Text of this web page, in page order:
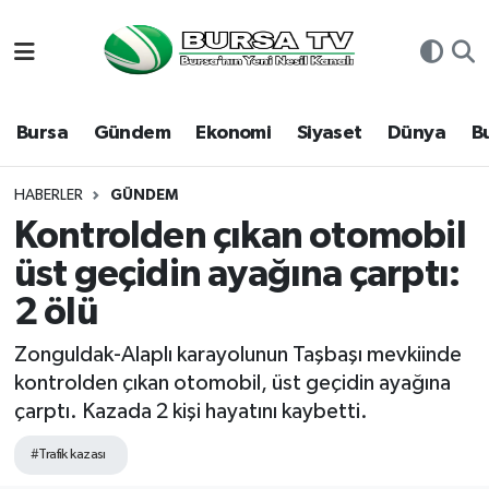
Bursa Gündem Ekonomi Siyaset Dünya
HABERLER GÜNDEM
Kontrolden çıkan otomobil
üst geçidin ayağına çarptı:
2 ölü
Zonguldak-Alaplı karayolunun Taşbaşı mevkiinde
kontrolden çıkan otomobil, üst geçidin ayağına
çarptı. Kazada 2 kişi hayatını kaybetti.
#Trafik kazası
Bursa
Dünya
Eğitim
Ekonomi
Genel
Gündem
Hava Durumu
Namaz Vakitleri
Trafik Durumu
Süper Lig Puan Durumu ve Fikstür
Tüm Manşetler
Son Dakika Haberleri